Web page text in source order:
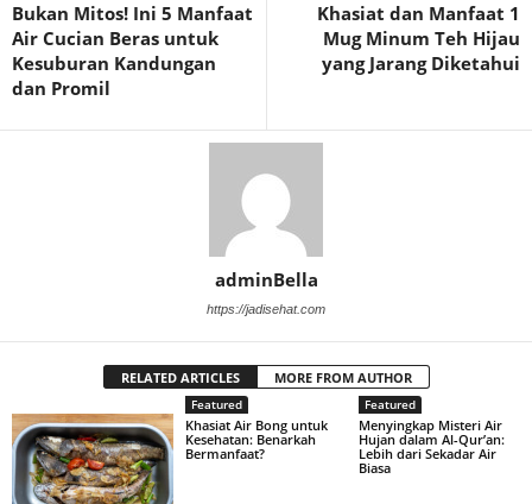
Bukan Mitos! Ini 5 Manfaat
Air Cucian Beras untuk
Kesuburan Kandungan
dan Promil
Khasiat dan Manfaat 1
Mug Minum Teh Hijau
yang Jarang Diketahui
adminBella
https://jadisehat.com
RELATED ARTICLES MORE FROM AUTHOR
Featured
Khasiat Air Bong untuk
Kesehatan: Benarkah
Bermanfaat?
Featured
Menyingkap Misteri Air
Hujan dalam Al-Qur’an:
Lebih dari Sekadar Air
Biasa